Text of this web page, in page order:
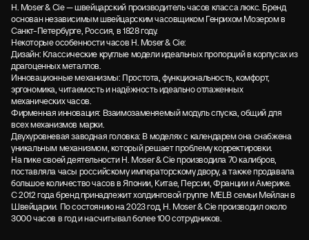
H. Moser & Cie — швейцарский производитель часов класса люкс. Бренд
основан независимым швейцарским часовщиком Генрихом Мозером в
Санкт-Петербурге, Россия, в 1828 году.
Некоторые особенности часов H. Moser & Cie:
Дизайн: Классические круглые модели идеальных пропорций в корпусах из
драгоценных металлов.
Инновационные механизмы: Простота, функциональность, комфорт,
эргономика, читаемость и надёжность идеально отлаженных
механических часов.
Фирменная инновация: Взаимозаменяемый модуль спуска, общий для
всех механизмов марки.
Двухуровневая заводная головка: В моделях с календарем она снабжена
уникальным механизмом, который решает проблему корректировки.
На пике своей деятельности H. Moser & Cie производила 70 калибров,
поставляла часы российскому императорскому двору, а также продавала
большое количество часов в Японии, Китае, Персии, Франции и Америке.
С 2012 года бренд принадлежит холдинговой группе MELB семьи Мейлан в
Швейцарии. По состоянию на 2023 год, H. Moser & Cie производил около
3000 часов в год и насчитывал более 100 сотрудников.